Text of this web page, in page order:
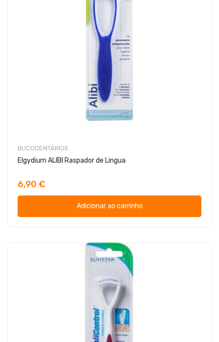
BUCODENTÁRIOS
Elgydium ALIBI Raspador de Lingua
6,90 €
Adicionar ao carrinho